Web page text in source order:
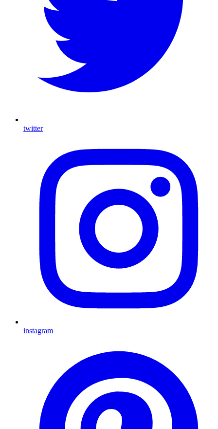
twitter
instagram